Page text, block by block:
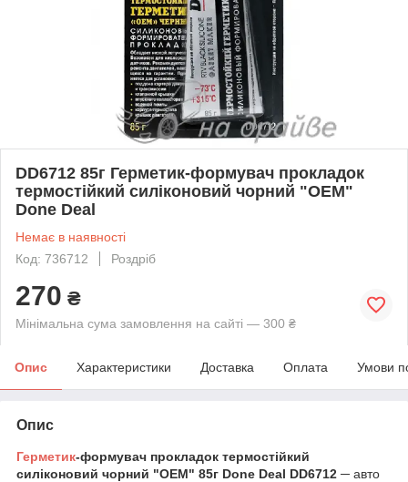
DD6712 85г Герметик-формувач прокладок
термостійкий силіконовий чорний "OEM"
Done Deal
Немає в наявності
Код: 736712
Роздріб
270 ₴
Мінімальна сума замовлення на сайті — 300 ₴
Опис Характеристики Доставка Оплата Умови
Опис
Герметик-формувач прокладок термостійкий
силіконовий чорний "OEM" 85г Done Deal DD6712 ─ авто